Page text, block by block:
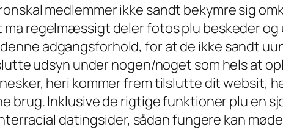
medlemmer ikke sandt bekymre sig
regelmæssigt deler fotos plu beskeder og
adgangsforhold, for at de ikke sandt
udsyn under nogen/noget som hels at
heri kommer frem tilslutte dit websit,
brug. Inklusive de rigtige funktioner plu en
datingsider, sådan fungere kan